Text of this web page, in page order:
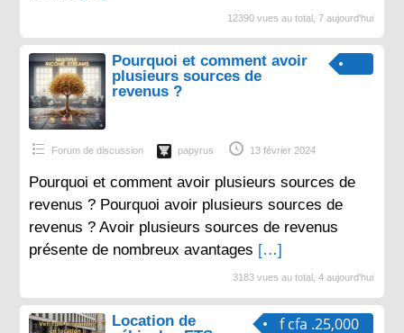
12390 vues au total, 7 aujourd'hui
Pourquoi et comment avoir
plusieurs sources de
revenus ?
Forum de discussion papyrus 13 février 2024
Pourquoi et comment avoir plusieurs sources de
revenus ? Pourquoi avoir plusieurs sources de
revenus ? Avoir plusieurs sources de revenus
présente de nombreux avantages […]
3183 vues au total, 4 aujourd'hui
f cfa .25,000
Location de